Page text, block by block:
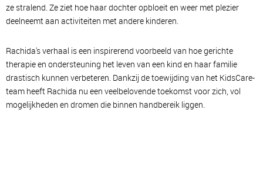
ze stralend. Ze ziet hoe haar dochter opbloeit en weer met plezier
deelneemt aan activiteiten met andere kinderen.
Rachida's verhaal is een inspirerend voorbeeld van hoe gerichte
therapie en ondersteuning het leven van een kind en haar familie
drastisch kunnen verbeteren. Dankzij de toewijding van het KidsCare-
team heeft Rachida nu een veelbelovende toekomst voor zich, vol
mogelijkheden en dromen die binnen handbereik liggen.